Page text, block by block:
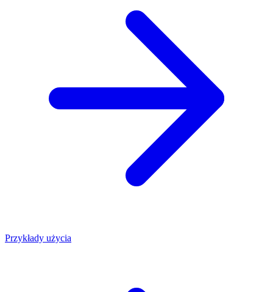
Przykłady użycia